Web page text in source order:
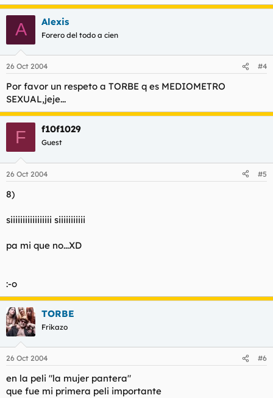
A Alexis
Forero del todo a cien
26 Oct 2004 #4
Por favor un respeto a TORBE q es MEDIOMETRO
SEXUAL,jeje...
F f10f1029
Guest
26 Oct 2004 #5
8)
siiiiiiiiiiiiiiiii siiiiiiiiiii
pa mi que no...XD
:-o
TORBE
Frikazo
26 Oct 2004 #6
en la peli "la mujer pantera"
que fue mi primera peli importante